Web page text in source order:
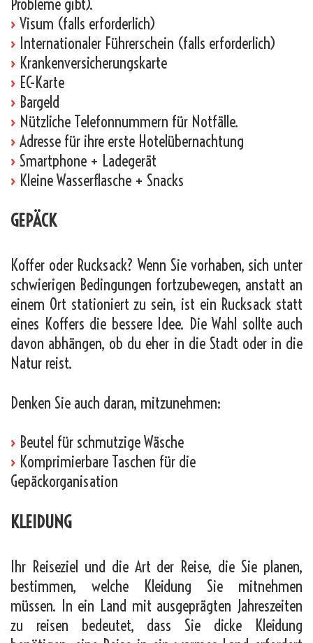
Probleme gibt).
› Visum (falls erforderlich)
› Internationaler Führerschein (falls erforderlich)
› Krankenversicherungskarte
› EC-Karte
› Bargeld
› Nützliche Telefonnummern für Notfälle.
› Adresse für ihre erste Hotelübernachtung
› Smartphone + Ladegerät
› Kleine Wasserflasche + Snacks
GEPÄCK
Koffer oder Rucksack? Wenn Sie vorhaben, sich unter
schwierigen Bedingungen fortzubewegen, anstatt an
einem Ort stationiert zu sein, ist ein Rucksack statt
eines Koffers die bessere Idee. Die Wahl sollte auch
davon abhängen, ob du eher in die Stadt oder in die
Natur reist.
Denken Sie auch daran, mitzunehmen:
› Beutel für schmutzige Wäsche
› Komprimierbare Taschen für die
Gepäckorganisation
KLEIDUNG
Ihr Reiseziel und die Art der Reise, die Sie planen,
bestimmen, welche Kleidung Sie mitnehmen
müssen. In ein Land mit ausgeprägten Jahreszeiten
zu reisen bedeutet, dass Sie dicke Kleidung